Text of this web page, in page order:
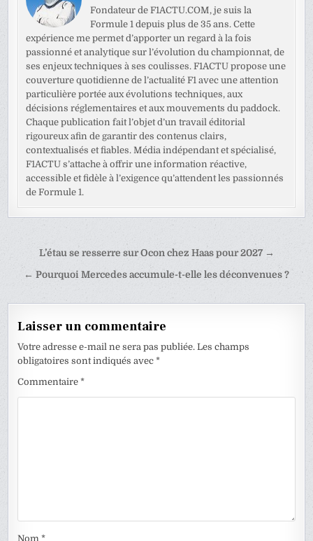
Fondateur de F1ACTU.COM, je suis la
Formule 1 depuis plus de 35 ans. Cette
expérience me permet d’apporter un regard à la fois
passionné et analytique sur l’évolution du championnat, de
ses enjeux techniques à ses coulisses. F1ACTU propose une
couverture quotidienne de l’actualité F1 avec une attention
particulière portée aux évolutions techniques, aux
décisions réglementaires et aux mouvements du paddock.
Chaque publication fait l’objet d’un travail éditorial
rigoureux afin de garantir des contenus clairs,
contextualisés et fiables. Média indépendant et spécialisé,
F1ACTU s’attache à offrir une information réactive,
accessible et fidèle à l’exigence qu’attendent les passionnés
de Formule 1.
Navigation
de
L’étau se resserre sur Ocon chez Haas pour 2027 →
← Pourquoi Mercedes accumule-t-elle les déconvenues ?
Laisser un commentaire
Votre adresse e-mail ne sera pas publiée. Les champs
obligatoires sont indiqués avec*
Commentaire*
Nom*